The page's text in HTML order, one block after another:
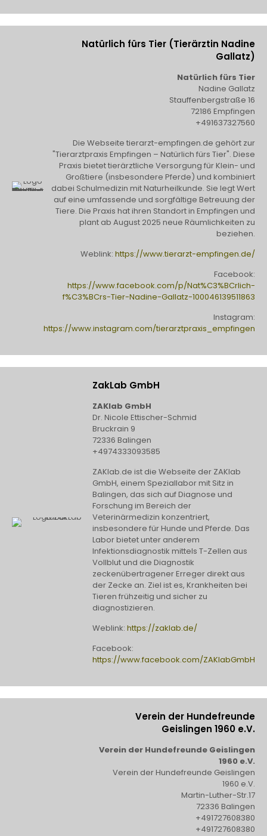
Natürlich fürs Tier (Tierärztin Nadine
Gallatz)
Natürlich fürs Tier
Nadine Gallatz
Stauffenbergstraße 16
72186 Empfingen
+491637327560
Die Webseite tierarzt-empfingen.de gehört zur
"Tierarztpraxis Empfingen – Natürlich fürs Tier". Diese
Praxis bietet tierärztliche Versorgung für Klein- und
Großtiere (insbesondere Pferde) und kombiniert
dabei Schulmedizin mit Naturheilkunde. Sie legt Wert
auf eine umfassende und sorgfältige Betreuung der
Tiere. Die Praxis hat ihren Standort in Empfingen und
plant ab August 2025 neue Räumlichkeiten zu
beziehen.
Weblink: https://www.tierarzt-empfingen.de/
Facebook:
https://www.facebook.com/p/Nat%C3%BCrlich-
f%C3%BCrs-Tier-Nadine-Gallatz-100046139511863
Instagram:
https://www.instagram.com/tierarztpraxis_empfingen
ZakLab GmbH
ZAKlab GmbH
Dr. Nicole Ettischer-Schmid
Bruckrain 9
72336 Balingen
+4974333093585
ZAKlab.de ist die Webseite der ZAKlab
GmbH, einem Speziallabor mit Sitz in
Balingen, das sich auf Diagnose und
Forschung im Bereich der
Veterinärmedizin konzentriert,
insbesondere für Hunde und Pferde. Das
Labor bietet unter anderem
Infektionsdiagnostik mittels T-Zellen aus
Vollblut und die Diagnostik
zeckenübertragener Erreger direkt aus
der Zecke an. Ziel ist es, Krankheiten bei
Tieren frühzeitig und sicher zu
diagnostizieren.
Weblink: https://zaklab.de/
Facebook:
https://www.facebook.com/ZAKlabGmbH
Verein der Hundefreunde
Geislingen 1960 e.V.
Verein der Hundefreunde Geislingen
1960 e.V.
Verein der Hundefreunde Geislingen
1960 e.V.
Martin-Luther-Str.17
72336 Balingen
+491727608380
+491727608380